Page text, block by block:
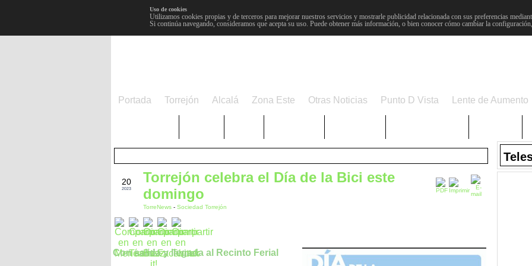
Uso de cookies
Utilizamos cookies propias y de terceros para mejorar nuestros servicios y mostrarle publicidad relacionada con sus preferencias
Si continúa navegando, consideramos que acepta su uso. Puede obtener más información, o bien conocer cómo cambiar la
Portada Torrejón Alcalá Zona Este Otras Noticias Punto D Vista Lente de Aumento
20
2023
Torrejón celebra el Día de la Bici este
domingo
TorreNews - Sociedad Torrejón
Con salida y llegada al Recinto Ferial